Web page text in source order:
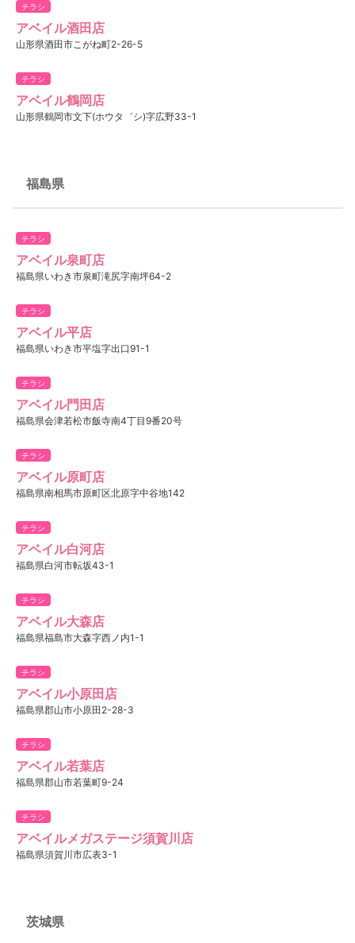
チラシ
アベイル酒田店
山形県酒田市こがね町2-26-5
チラシ
アベイル鶴岡店
山形県鶴岡市文下(ホウタ゛シ)字広野33-1
福島県
チラシ
アベイル泉町店
福島県いわき市泉町滝尻字南坪64-2
チラシ
アベイル平店
福島県いわき市平塩字出口91-1
チラシ
アベイル門田店
福島県会津若松市飯寺南4丁目9番20号
チラシ
アベイル原町店
福島県南相馬市原町区北原字中谷地142
チラシ
アベイル白河店
福島県白河市転坂43-1
チラシ
アベイル大森店
福島県福島市大森字西ノ内1-1
チラシ
アベイル小原田店
福島県郡山市小原田2-28-3
チラシ
アベイル若葉店
福島県郡山市若葉町9-24
チラシ
アベイルメガステージ須賀川店
福島県須賀川市広表3-1
茨城県